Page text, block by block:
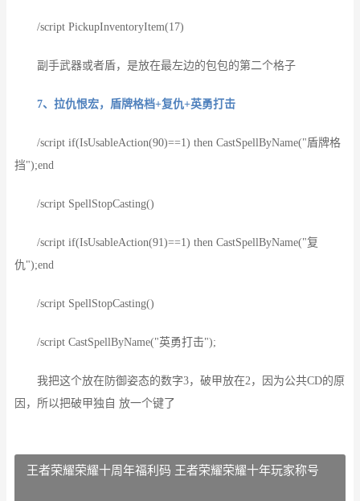
/script PickupInventoryItem(17)
副手武器或者盾，是放在最左边的包包的第二个格子
7、拉仇恨宏，盾牌格档+复仇+英勇打击
/script if(IsUsableAction(90)==1) then CastSpellByName("盾牌格
挡");end
/script SpellStopCasting()
/script if(IsUsableAction(91)==1) then CastSpellByName("复
仇");end
/script SpellStopCasting()
/script CastSpellByName("英勇打击");
我把这个放在防御姿态的数字3，破甲放在2，因为公共CD的原
因，所以把破甲独自 放一个键了
王者荣耀荣耀十周年福利码 王者荣耀荣耀十年玩家称号